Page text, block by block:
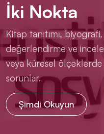
İki Nokta
Kitap tanıtımı,
değerlendirme ve
veya küresel ölçeklerde
sorunlar.
Şimdi Okuyun